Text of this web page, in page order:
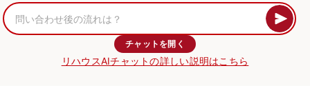
チャットを開く
リハウスAIチャットの詳しい説明はこちら